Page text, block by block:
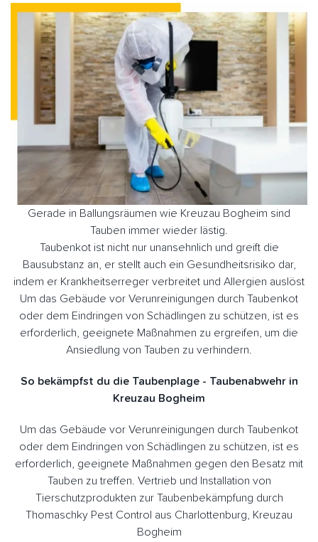
Gerade in Ballungsräumen wie Kreuzau Bogheim sind
Tauben immer wieder lästig.
Taubenkot ist nicht nur unansehnlich und greift die
Bausubstanz an, er stellt auch ein Gesundheitsrisiko dar,
indem er Krankheitserreger verbreitet und Allergien auslöst
Um das Gebäude vor Verunreinigungen durch Taubenkot
oder dem Eindringen von Schädlingen zu schützen, ist es
erforderlich, geeignete Maßnahmen zu ergreifen, um die
Ansiedlung von Tauben zu verhindern.
So bekämpfst du die Taubenplage - Taubenabwehr in
Kreuzau Bogheim
Um das Gebäude vor Verunreinigungen durch Taubenkot
oder dem Eindringen von Schädlingen zu schützen, ist es
erforderlich, geeignete Maßnahmen gegen den Besatz mit
Tauben zu treffen. Vertrieb und Installation von
Tierschutzprodukten zur Taubenbekämpfung durch
Thomaschky Pest Control aus Charlottenburg, Kreuzau
Bogheim